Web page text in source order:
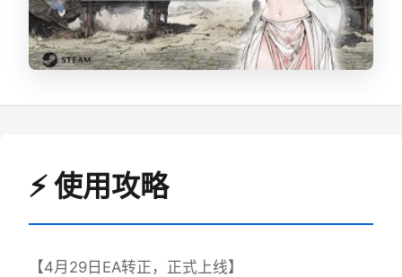
⚡ 使用攻略
【4月29日EA转正，正式上线】